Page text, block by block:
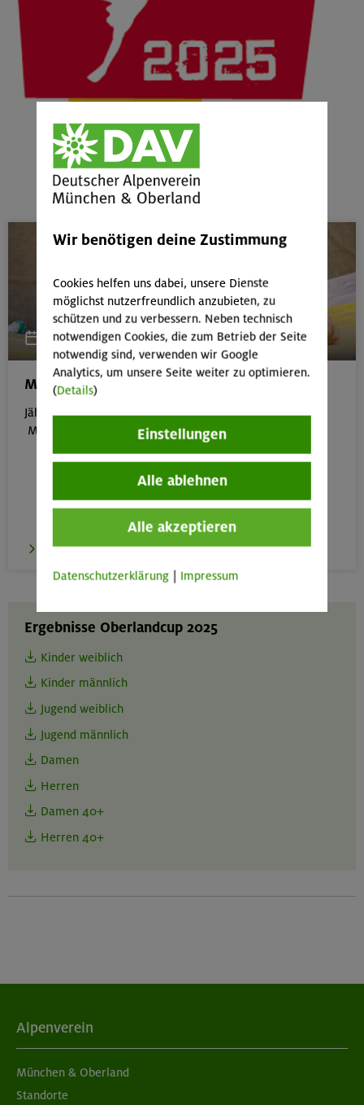
11.07.2026
Münchner Stadtmeisterschaft 2026
Jährlicher Boulder- und Kletterwettbewerb in Freimann –
Münchner Stadtmeisterschaft am 11.07.2026
zum Wettkampf
Ergebnisse Oberlandcup 2025
Kinder weiblich
Kinder männlich
Jugend weiblich
Jugend männlich
Damen
Herren
Damen 40+
Herren 40+
Alpenverein
München & Oberland
Standorte
Wir benötigen deine Zustimmung
Cookies helfen uns dabei, unsere Dienste
möglichst nutzerfreundlich anzubieten, zu
schützen und zu verbessern. Neben technisch
notwendigen Cookies, die zum Betrieb der Seite
notwendig sind, verwenden wir Google
Analytics, um unsere Seite weiter zu optimieren.
(Details)
Einstellungen
Alle ablehnen
Alle akzeptieren
Datenschutzerklärung Impressum